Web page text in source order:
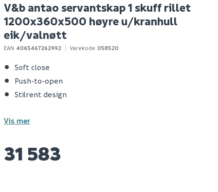
V&b antao servantskap 1 skuff rillet
1200x360x500 høyre u/kranhull
eik/valnøtt
EAN 4065467262992 Varekode 058520
Soft close
Push-to-open
Stilrent design
Vis mer
31 583